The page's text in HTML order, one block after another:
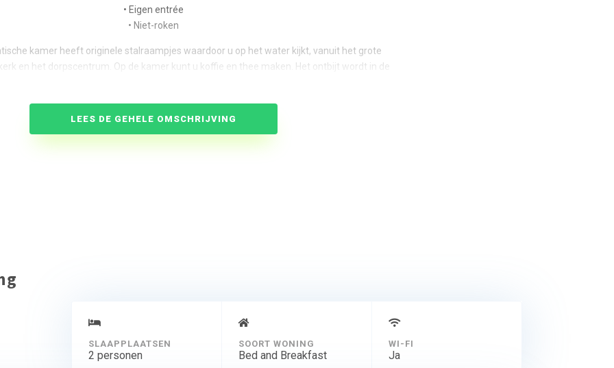
• Eigen entrée
• Niet-roken
kamer heeft originele stalraampjes waardoor u op het water kijkt, vanuit het grote
en het dorpscentrum. Op de kamer kunt u koffie en thee maken. Het ontbijt wordt in de
LEES DE GEHELE OMSCHRIJVING
SLAAPPLAATSEN
2 personen
SOORT WONING
Bed and Breakfast
WI-FI
Ja